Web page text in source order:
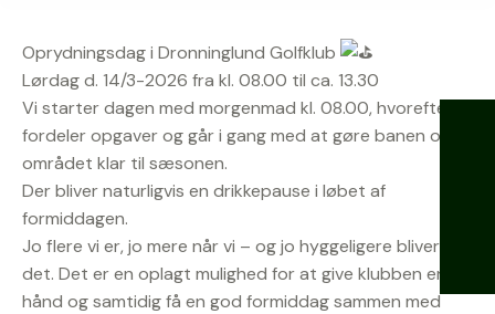
Oprydningsdag i Dronninglund Golfklub
Lørdag d. 14/3-2026 fra kl. 08.00 til ca. 13.30
Vi starter dagen med morgenmad kl. 08.00, hvorefter vi
fordeler opgaver og går i gang med at gøre banen og
området klar til sæsonen.
Der bliver naturligvis en drikkepause i løbet af
formiddagen.
Jo flere vi er, jo mere når vi – og jo hyggeligere bliver
det. Det er en oplagt mulighed for at give klubben en
hånd og samtidig få en god formiddag sammen med